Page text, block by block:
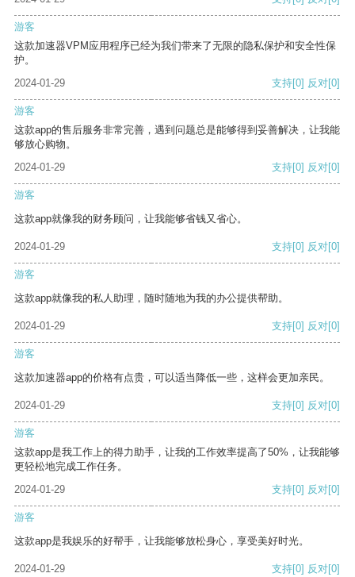
游客
这款加速器VPM应用程序已经为我们带来了无限的隐私保护和安全性保
护。
2024-01-29
支持[0] 反对[0]
游客
这款app的售后服务非常完善，遇到问题总是能够得到妥善解决，让我能
够放心购物。
2024-01-29
支持[0] 反对[0]
游客
这款app就像我的财务顾问，让我能够省钱又省心。
2024-01-29 支持[0] 反对[0]
游客
这款app就像我的私人助理，随时随地为我的办公提供帮助。
2024-01-29 支持[0] 反对[0]
游客
这款加速器app的价格有点贵，可以适当降低一些，这样会更加亲民。
2024-01-29 支持[0] 反对[0]
游客
这款app是我工作上的得力助手，让我的工作效率提高了50%，让我能够
更轻松地完成工作任务。
2024-01-29
支持[0] 反对[0]
游客
这款app是我娱乐的好帮手，让我能够放松身心，享受美好时光。
2024-01-29 支持[0] 反对[0]